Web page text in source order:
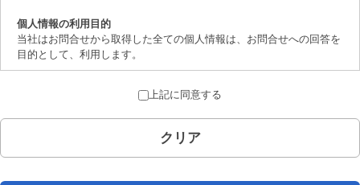
個人情報の利用目的
当社はお問合せから取得した全ての個人情報は、お問合せへの回答を
目的として、利用します。
取得した個人情報は、法律上許されている場合を除き、ご本人の了解
を得ることなく第三者に提供することはありません。
個人情報の取扱いの委託について
上記に同意する
クリア